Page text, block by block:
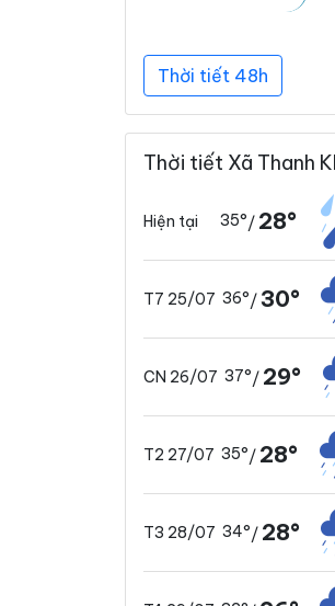
Thời tiết 48h
Thời tiết Xã Thanh
Hiện tại 35°/ 28°
T7 25/07 36°/30°
CN 26/07 37°/ 29°
T2 27/07 35°/ 28°
T3 28/07 34°/ 28°